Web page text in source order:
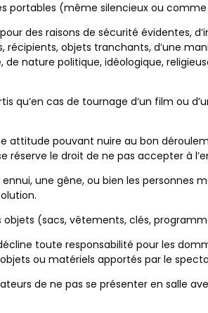
portables (même silencieux ou
des raisons de sécurité évidentes,
récipients, objets tranchants, d’une
nature politique, idéologique,
qu’en cas de tournage d’un film ou
attitude pouvant nuire au bon
réserve le droit de ne pas accepter à
une gêne, ou bien les personnes
(sacs, vêtements, clés,
toute responsabilité pour les
ou matériels apportés par le
de ne pas se présenter en salle